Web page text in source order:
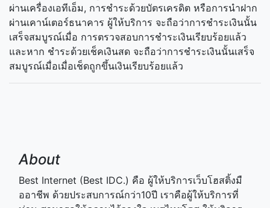
ผ่านเครื่องเอทีเอ็ม, การชำระด้วยบัตรเครดิต หรือการนำฝาก
ผ่านเคาน์เตอร์ธนาคาร ผู้ให้บริการ จะถือว่าการชำระเงินนั้น
เสร็จสมบูรณ์เมื่อ การตรวจสอบการชำระเงินเรียบร้อยแล้ว
และหาก ชำระด้วยเช็คเงินสด จะถือว่าการชำระเงินนั้นเสร็จ
สมบูรณ์เมื่อเมื่อเช็ดถูกขึ้นเงินเรียบร้อยแล้ว
About
Best Internet (Best IDC.) คือ ผู้ให้บริการเว็บโฮสติ้งมื
ออาชีพ ด้วยประสบการณ์กว่า10ปี เราคือผู้ให้บริการที่